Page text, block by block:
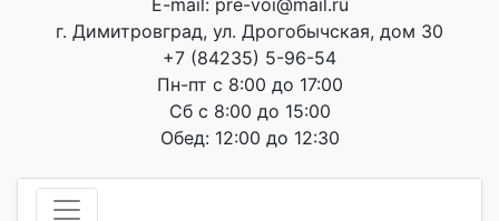
E-mail: pre-voi@mail.ru
г. Димитровград, ул. Дрогобычская, дом 30
+7 (84235) 5-96-54
Пн-пт с 8:00 до 17:00
Сб с 8:00 до 15:00
Обед: 12:00 до 12:30